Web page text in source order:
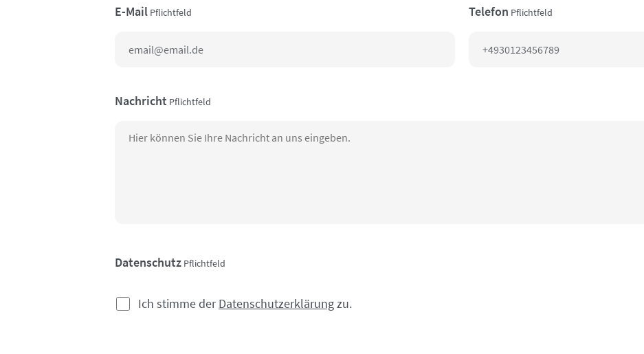
E-Mail Pflichtfeld Telefon Pflichtfeld
Nachricht Pflichtfeld
Datenschutz Pflichtfeld
Ich stimme derDatenschutzerklärungzu.